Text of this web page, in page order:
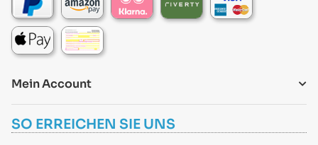
Mein Account
SO ERREICHEN SIE UNS